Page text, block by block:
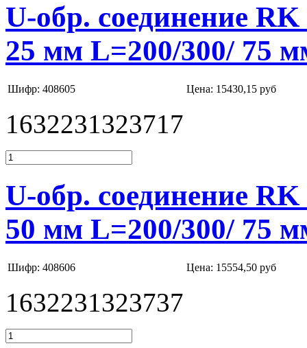
U-обр. соединение
25 мм L=200/300/ 75
Шифр: 408605 Цена: 15430,15 руб
1632231323717
U-обр. соединение
50 мм L=200/300/ 75
Шифр: 408606 Цена: 15554,50 руб
1632231323737